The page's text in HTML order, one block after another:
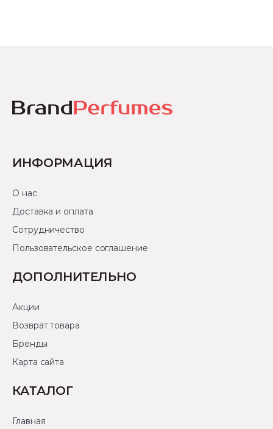
ИНФОРМАЦИЯ
О нас
Доставка и оплата
Сотрудничество
Пользовательское соглашение
ДОПОЛНИТЕЛЬНО
Акции
Возврат товара
Бренды
Карта сайта
КАТАЛОГ
Главная